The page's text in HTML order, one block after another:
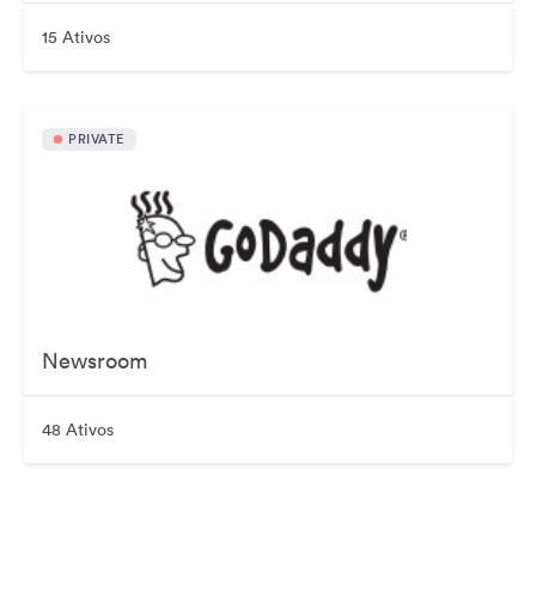
15 Ativos
PRIVATE
Newsroom
48 Ativos